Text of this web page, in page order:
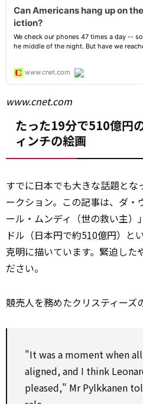
www.cnet.com
たった19分で510億円
ィンチの絵画
すでに日本でも大きな話題とな
ークション。この記事は、ダ・
ール・ムンディ（世の救い主
ドル（日本円で約510億円）と
克明に描いています。緊迫した
ださい。
競売人を務めたクリスティーズ
"It was a moment when
aligned, and I think
pleased," Mr Pylkkanen